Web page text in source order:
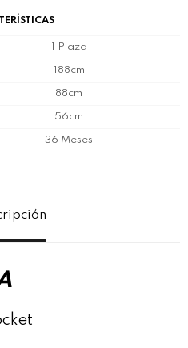
1 Plaza
188cm
88cm
56cm
36 Meses